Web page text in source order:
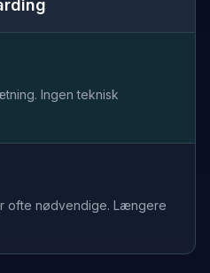
Ingen teknisk
ofte nødvendige. Længere